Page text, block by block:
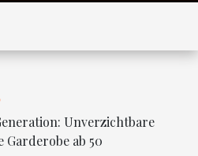
Unverzichtbare
ab 50